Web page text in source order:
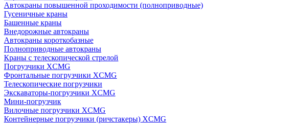
Автокраны повышенной проходимости (полноприводные)
Гусеничные краны
Башенные краны
Внедорожные автокраны
Автокраны короткобазные
Полноприводные автокраны
Краны с телескопической стрелой
Погрузчики XCMG
Фронтальные погрузчики XCMG
Телескопические погрузчики
Экскаваторы-погрузчики XCMG
Мини-погрузчик
Вилочные погрузчики XCMG
Контейнерные погрузчики (ричстакеры) XCMG